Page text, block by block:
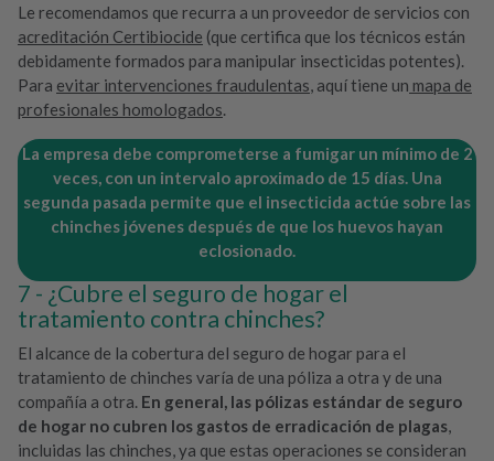
Le recomendamos que recurra a un proveedor de servicios con
acreditación Certibiocide (que certifica que los técnicos están
debidamente formados para manipular insecticidas potentes).
Para evitar intervenciones fraudulentas, aquí tiene un mapa de
profesionales homologados.
La empresa debe comprometerse a fumigar un mínimo de 2
veces, con un intervalo aproximado de 15 días. Una
segunda pasada permite que el insecticida actúe sobre las
chinches jóvenes después de que los huevos hayan
eclosionado.
¿Cubre el seguro de hogar el
tratamiento contra chinches?
El alcance de la cobertura del seguro de hogar para el
tratamiento de chinches varía de una póliza a otra y de una
compañía a otra. En general, las pólizas estándar de seguro
de hogar no cubren los gastos de erradicación de plagas,
incluidas las chinches, ya que estas operaciones se consideran